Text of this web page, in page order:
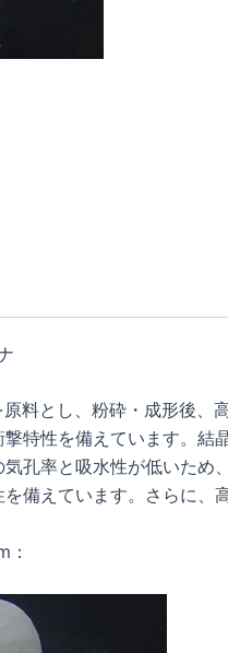
料とし、粉砕・成形後
特性を備えています。
孔率と吸水性が低いた
備えています。さらに、